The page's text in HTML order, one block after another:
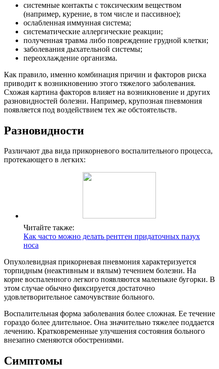
системные контакты с токсическим веществом
(например, курение, в том числе и пассивное);
ослабленная иммунная система;
систематические аллергические реакции;
полученная травма либо повреждение грудной клетки;
заболевания дыхательной системы;
переохлаждение организма.
Как правило, именно комбинация причин и факторов риска
приводит к возникновению этого тяжелого заболевания.
Схожая картина факторов влияет на возникновение и других
разновидностей болезни. Например, крупозная пневмония
появляется под воздействием тех же обстоятельств.
Разновидности
Различают два вида прикорневого воспалительного процесса,
протекающего в легких:
Читайте также:
Как часто можно делать рентген придаточных пазух
носа
Опухолевидная прикорневая пневмония характеризуется
торпидным (неактивным и вялым) течением болезни. На
корне воспаленного легкого появляются маленькие бугорки. В
этом случае обычно фиксируется достаточно
удовлетворительное самочувствие больного.
Воспалительная форма заболевания более сложная. Ее течение
гораздо более длительное. Она значительно тяжелее поддается
лечению. Кратковременные улучшения состояния больного
внезапно сменяются обострениями.
Симптомы